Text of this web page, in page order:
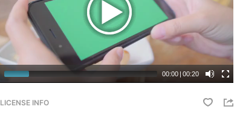
00:00 | 00:20
LICENSE INFO